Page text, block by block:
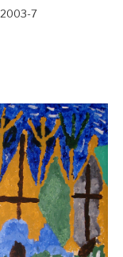
2003-7